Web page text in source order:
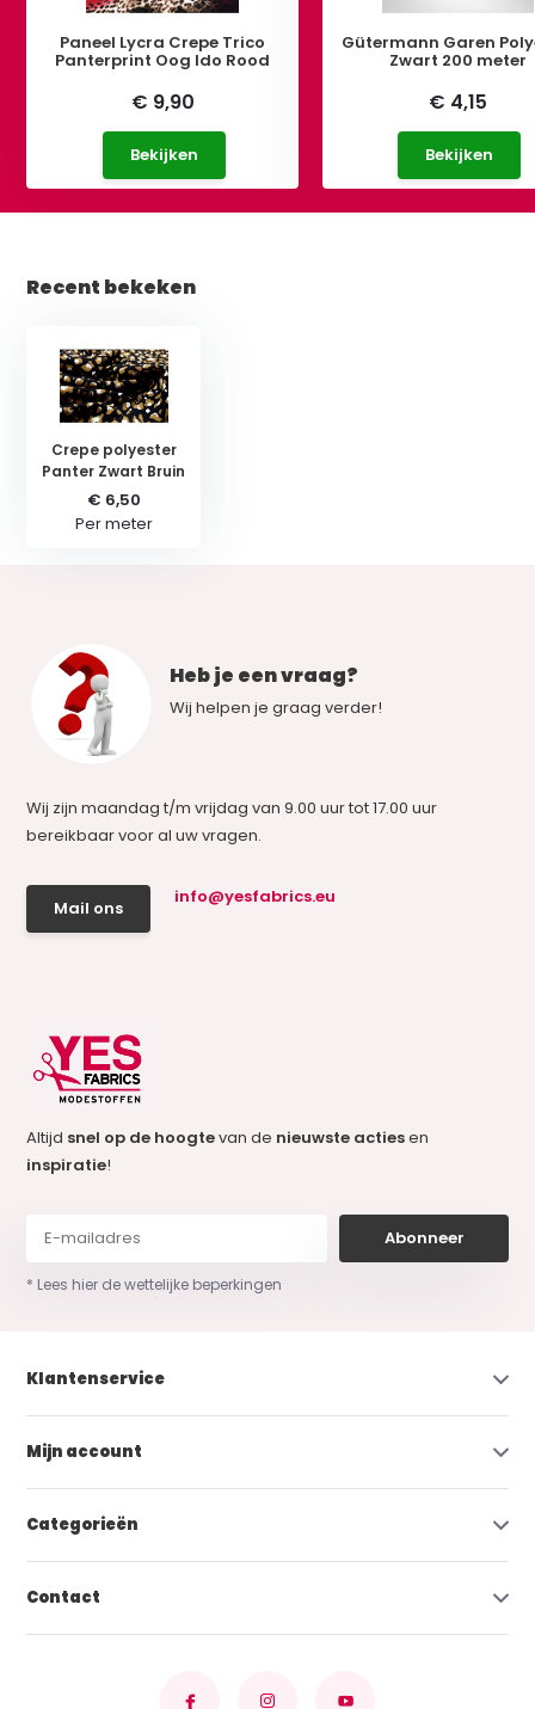
Paneel Lycra Crepe Trico
Panterprint Oog Ido Rood
€ 9,90
Bekijken
Gütermann Garen
Zwart 200 meter
€ 4,15
Bekijken
Recent bekeken
Crepe polyester
Panter Zwart Bruin
€ 6,50
Per meter
Heb je een vraag?
Wij helpen je graag verder!
Wij zijn maandag t/m vrijdag van 9.00 uur tot 17.00 uur
bereikbaar voor al uw vragen.
Mail ons
info@yesfabrics.eu
Altijd snel op de hoogtevan de nieuwste actiesen
inspiratie!
Abonneer
* Lees hier de wettelijke beperkingen
Klantenservice
Mijn account
Categorieën
Contact